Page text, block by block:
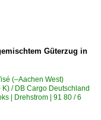
Güterzug in
(–Aachen West)
/ DB Cargo Deutschland
| Drehstrom | 91 80 / 6